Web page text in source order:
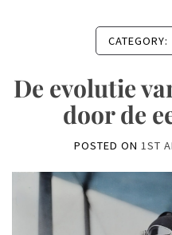
CATEGORY:
De evolutie
door de
POSTED ON 1ST